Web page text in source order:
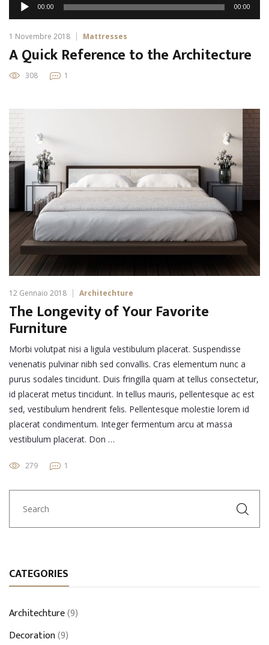
Player
00:00 00:00
1 Novembre 2018 Mattresses
A Quick Reference to the Architecture
308 1
12 Gennaio 2018 Architechture
The Longevity of Your Favorite
Furniture
Morbi volutpat nisi a ligula vestibulum placerat. Suspendisse
venenatis pulvinar nibh sed convallis. Cras elementum nunc a
purus sodales tincidunt. Duis fringilla quam at tellus consectetur,
id placerat metus tincidunt. In tellus mauris, pellentesque ac est
sed, vestibulum hendrerit felis. Pellentesque molestie lorem id
placerat condimentum. Integer fermentum arcu at massa
vestibulum placerat. Don …
279 1
CATEGORIES
Architechture(9)
Decoration(9)